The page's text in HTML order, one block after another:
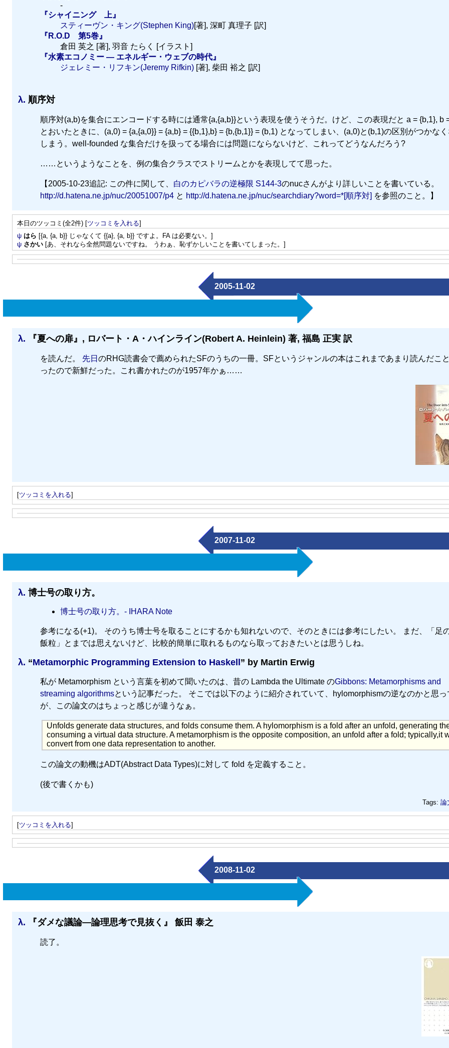
-
『シャイニング 上』
スティーヴン・キング(Stephen King)[著], 深町 真理子 [訳]
『R.O.D 第5巻』
倉田 英之 [著], 羽音 たらく [イラスト]
『水素エコノミー — エネルギー・ウェブの時代』
ジェレミー・リフキン(Jeremy Rifkin)[著], 柴田 裕之 [訳]
λ. 順序対
順序対(a,b)を集合にエンコードする時には通常{a,{a,b}}という表現を使うそうだ。けど、この表現だと a = {b,1}, b
とおいたときに、(a,0) = {a,{a,0}} = {a,b} = {{b,1},b} = {b,{b,1}} = (b,1) となってしまい、(a,0)と(b,1)の区別がつかな
しまう。well-founded な集合だけを扱ってる場合には問題にならないけど、これってどうなんだろう?
……というようなことを、例の集合クラスでストリームとかを表現してて思った。
【2005-10-23追記: この件に関して、 白のカピバラの逆極限 S144-3のnucさんがより詳しいことを書いている。
http://d.hatena.ne.jp/nuc/20051007/p4と http://d.hatena.ne.jp/nuc/searchdiary?word=*[順序対] を参照のこと。】
本日のツッコミ(全2件) [ツッコミを入れる]
ψ はら [{a, {a, b}} じゃなくて {{a}, {a, b}} ですよ。FA は必要ない。]
ψ さかい[あ、それなら全然問題ないですね。 うわぁ、恥ずかしいことを書いてしまった。]
2005-11-02
λ. 『夏への扉』, ロバート・A・ハインライン(Robert A. Heinlein) 著, 福島 正実 訳
を読んだ。 先日 のRHG読書会で薦められたSFのうちの一冊。SFというジャンルの本はこれまであまり読んだこ
ったので新鮮だった。これ書かれたのが1957年かぁ……
[ツッコミを入れる]
2007-11-02
λ. 博士号の取り方。
博士号の取り方。- IHARA Note
参考になる(+1)。 そのうち博士号を取ることにするかも知れないので、そのときには参考にしたい。 まだ、「足
飯粒」とまでは思えないけど、比較的簡単に取れるものなら取っておきたいとは思うしね。
λ. “Metamorphic Programming Extension to Haskell” by Martin Erwig
私が Metamorphism という言葉を初めて聞いたのは、昔の Lambda the Ultimate のGibbons: Metamorphisms and
streaming algorithmsという記事だった。 そこでは以下のように紹介されていて、hylomorphismの逆なのかと思っ
が、この論文のはちょっと感じが違うなぁ。
Unfolds generate data structures, and folds consume them. A hylomorphism is a fold after an unfold, generating
consuming a virtual data structure. A metamorphism is the opposite composition, an unfold after a fold; typically,it
convert from one data representation to another.
この論文の動機はADT(Abstract Data Types)に対して fold を定義すること。
(後で書くかも)
Tags: 論
[ツッコミを入れる]
2008-11-02
λ. 『ダメな議論—論理思考で見抜く』 飯田 泰之
読了。